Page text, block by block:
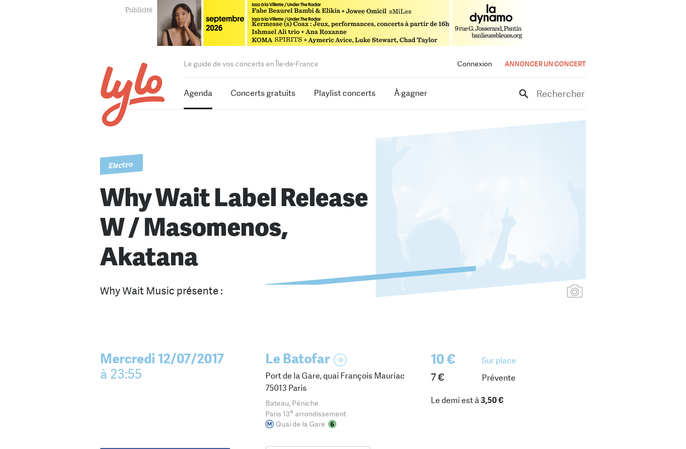
Connexion ANNONCER UN CONCERT
Le guide de vos concerts en Île-de-France
Agenda Concerts gratuits Playlist concerts À gagner Rechercher
Electro
Why Wait Label Release
W / Masomenos,
Akatana
Why Wait Music présente :
Mercredi 12/07/2017
à 23:55
Le Batofar
Port de la Gare, quai François Mauriac
75013 Paris
Bateau, Péniche
Paris 13e arrondissement
Quai de la Gare
10 € Sur place
7 € Prévente
Le demi est à3,50 €